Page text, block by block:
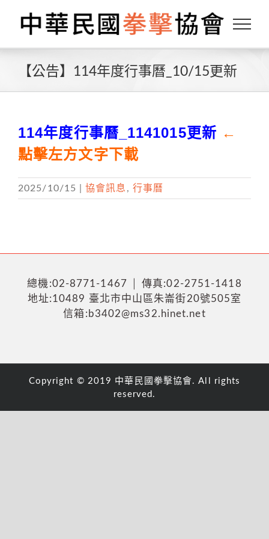
content
【公告】114年度行事曆_10/15更新
114年度行事曆_1141015更新 ←
點擊左方文字下載
2025/10/15 協會訊息 , 行事曆
總機:02-8771-1467 │ 傳真:02-2751-1418
地址:10489 臺北市中山區朱崙街20號505室
信箱:b3402@ms32.hinet.net
Copyright © 2019 中華民國拳擊協會. All rights
reserved.